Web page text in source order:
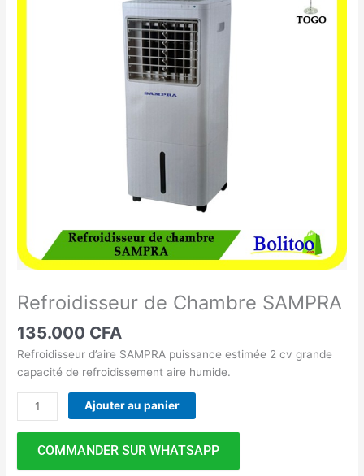
Refroidisseur de Chambre SAMPRA
135.000 CFA
Refroidisseur d’aire SAMPRA puissance estimée 2 cv grande
capacité de refroidissement aire humide.
Ajouter au panier
COMMANDER SUR WHATSAPP